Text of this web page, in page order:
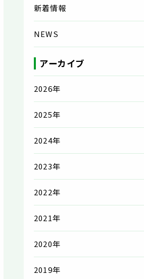
新着情報
NEWS
アーカイブ
2026年
2025年
2024年
2023年
2022年
2021年
2020年
2019年